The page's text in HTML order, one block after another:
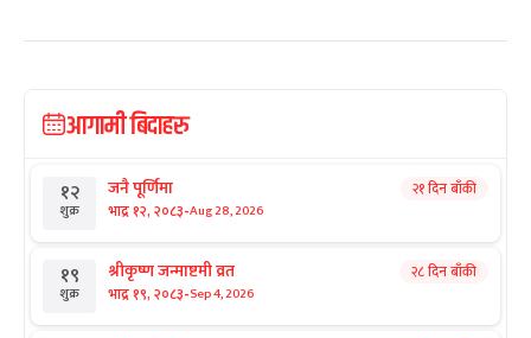
आगामी बिदाहरु
१२
शुक्र
जनै पूर्णिमा
भाद्र १२, २०८३-Aug 28, 2026
२१ दिन बाँकी
१९
शुक्र
श्रीकृष्ण जन्माष्टमी व्रत
भाद्र १९, २०८३-Sep 4, 2026
२८ दिन बाँकी